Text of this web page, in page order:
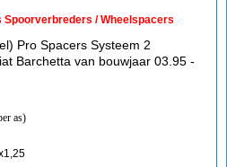
Spoorverbreders / Wheelspacers
Pro Spacers Systeem 2
Barchetta van bouwjaar 03.95 -
as)